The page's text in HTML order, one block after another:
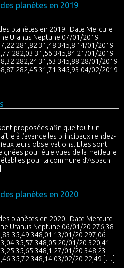
planètes en 2019
planètes en 2019 Date Mercure
Uranus Neptune 07/01/2019
281,82 31,48 345,8 14/01/2019
282,03 31,56 345,84 21/01/2019
282,24 31,63 345,88 28/01/2019
282,45 31,71 345,93 04/02/2019
proposées afin que tout un
à l’avance les principaux rendez-
leurs observations. Elles sont
pour être vues de la meilleure
pour la commune d’Aspach
planètes en 2020
planètes en 2020 Date Mercure
Uranus Neptune 06/01/20 276,38
35,49 348,01 13/01/20 297,06
35,57 348,05 20/01/20 320,41
35,65 348,1 27/01/20 348,23
35,72 348,14 03/02/20 22,49 […]